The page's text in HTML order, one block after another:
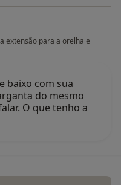
extensão para a orelha e
baixo com sua
do mesmo
O que tenho a